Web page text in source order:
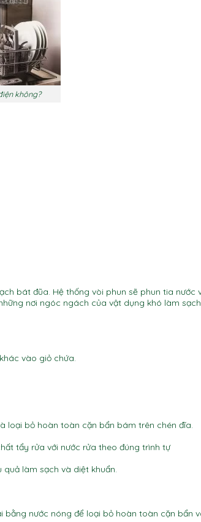
không?
bát đũa. Hệ thống vòi phun sẽ phun tia nước
nơi ngóc ngách của vật dụng khó làm
vào giỏ chứa.
loại bỏ hoàn toàn cặn bẩn bám trên chén đĩa.
tẩy rửa với nước rửa theo đúng trình tự
làm sạch và diệt khuẩn.
bằng nước nóng để loại bỏ hoàn toàn cặn bẩn